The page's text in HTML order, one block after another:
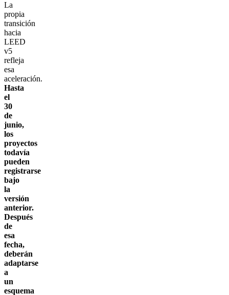
La
propia
transición
hacia
LEED
v5
refleja
esa
aceleración.
Hasta
el
30
de
junio,
los
proyectos
todavía
pueden
registrarse
bajo
la
versión
anterior.
Después
de
esa
fecha,
deberán
adaptarse
a
un
esquema